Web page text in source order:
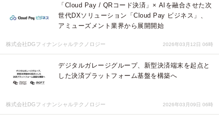
「Cloud Pay / QRコード決済」× AIを融合させた次
世代DXソリューション「Cloud Pay ビジネス」、
アミューズメント業界から展開開始
株式会社DGフィナンシャルテクノロジー 2026年03月12日 06時
デジタルガレージグループ、新型決済端末を起点と
した決済プラットフォーム基盤を構築へ
株式会社DGフィナンシャルテクノロジー 2026年03月09日 06時